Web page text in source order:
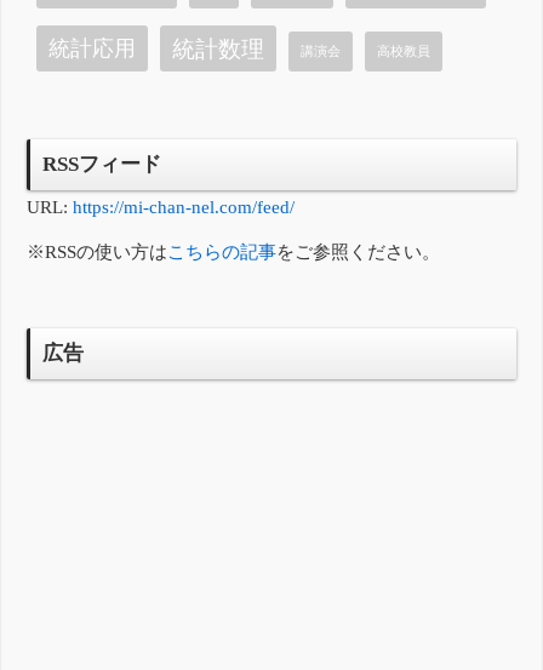
統計応用 統計数理 講演会 高校教員
RSSフィード
URL:https://mi-chan-nel.com/feed/
※RSSの使い方はこちらの記事をご参照ください。
広告